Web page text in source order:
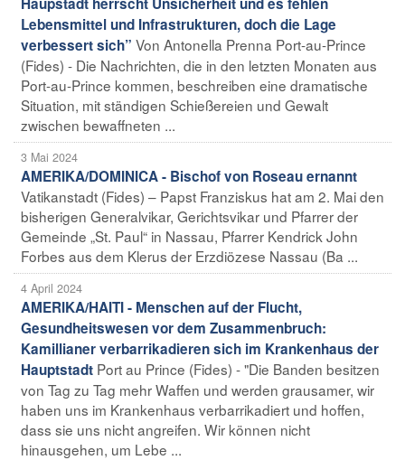
Lebensmittel und Infrastrukturen, doch die Lage
verbessert sich” Von Antonella Prenna Port-au-Prince
(Fides) - Die Nachrichten, die in den letzten Monaten aus
Port-au-Prince kommen, beschreiben eine dramatische
Situation, mit ständigen Schießereien und Gewalt
zwischen bewaffneten ...
3 Mai 2024
AMERIKA/DOMINICA - Bischof von Roseau ernannt
Vatikanstadt (Fides) – Papst Franziskus hat am 2. Mai den
bisherigen Generalvikar, Gerichtsvikar und Pfarrer der
Gemeinde „St. Paul“ in Nassau, Pfarrer Kendrick John
Forbes aus dem Klerus der Erzdiözese Nassau (Ba ...
4 April 2024
AMERIKA/HAITI - Menschen auf der Flucht,
Gesundheitswesen vor dem Zusammenbruch:
Kamillianer verbarrikadieren sich im Krankenhaus der
Hauptstadt Port au Prince (Fides) - "Die Banden besitzen
von Tag zu Tag mehr Waffen und werden grausamer, wir
haben uns im Krankenhaus verbarrikadiert und hoffen,
dass sie uns nicht angreifen. Wir können nicht
hinausgehen, um Lebe ...